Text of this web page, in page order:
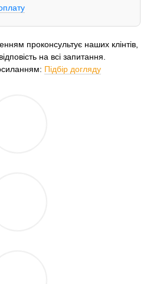
проконсультує наших клінтів,
на всі запитання.
Підбір догляду